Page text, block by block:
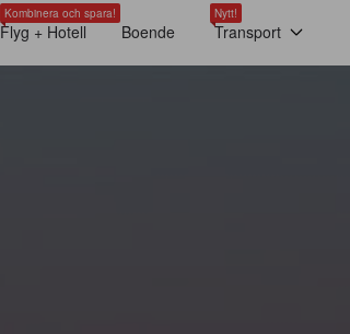
Kombinera och spara!
Flyg + Hotell Boende
Nytt!
Transport